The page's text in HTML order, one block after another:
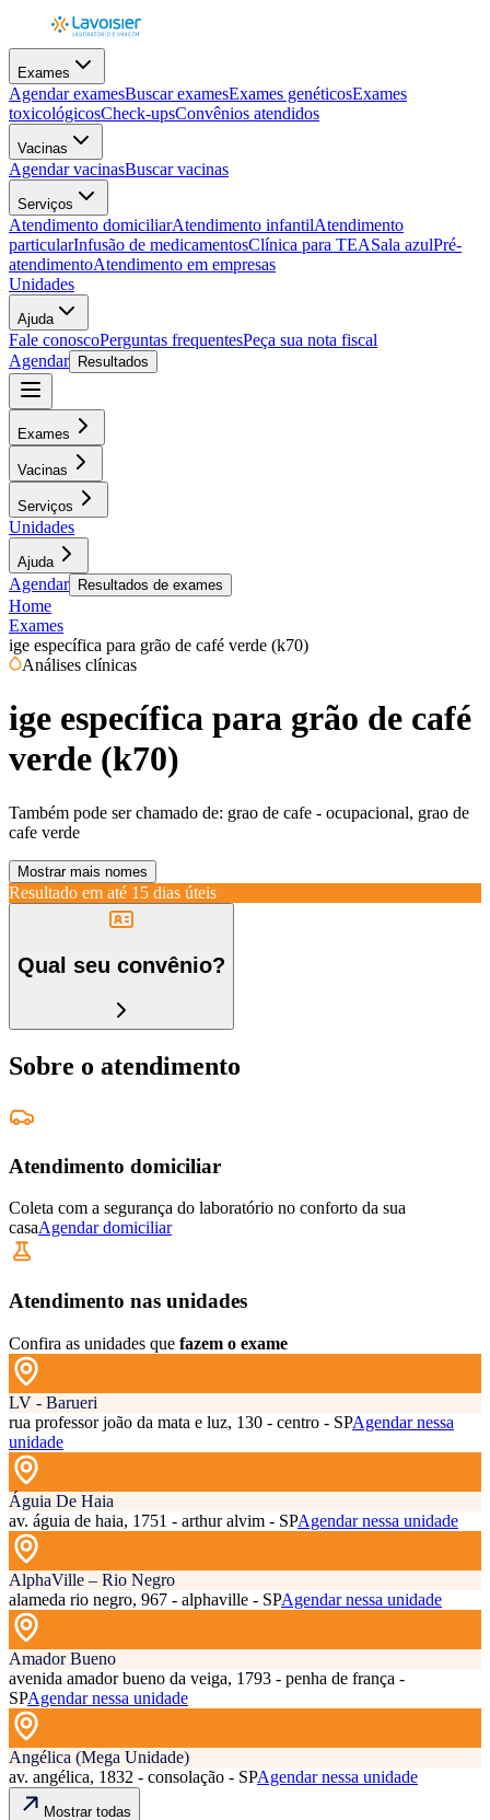
Exames
Agendar examesBuscar examesExames genéticosExames
toxicológicosCheck-upsConvênios atendidos
Vacinas
Agendar vacinasBuscar vacinas
Serviços
Atendimento domiciliarAtendimento infantilAtendimento
particularInfusão de medicamentosClínica para TEASala azulPré-
atendimentoAtendimento em empresas
Unidades
Ajuda
Fale conoscoPerguntas frequentesPeça sua nota fiscal
Agendar
Resultados
Exames
Vacinas
Serviços
Unidades
Ajuda
Agendar Resultados de exames
Home
Exames
ige específica para grão de café verde (k70)
Análises clínicas
ige específica para grão de café
verde (k70)
Também pode ser chamado de: grao de cafe - ocupacional, grao de
cafe verde
Mostrar mais nomes
Resultado em até 15 dias úteis
Qual seu convênio?
Sobre o atendimento
Atendimento domiciliar
Coleta com a segurança do laboratório no conforto da sua
casaAgendar domiciliar
Atendimento nas unidades
Confira as unidades que fazem o exame
LV - Barueri
rua professor joão da mata e luz, 130 - centro - SPAgendar nessa
unidade
Águia De Haia
av. águia de haia, 1751 - arthur alvim - SPAgendar nessa unidade
AlphaVille – Rio Negro
alameda rio negro, 967 - alphaville - SPAgendar nessa unidade
Amador Bueno
avenida amador bueno da veiga, 1793 - penha de frança -
SPAgendar nessa unidade
Angélica (Mega Unidade)
av. angélica, 1832 - consolação - SPAgendar nessa unidade
Mostrar todas